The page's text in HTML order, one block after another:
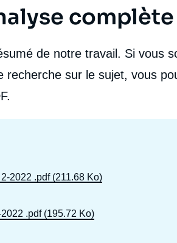
complète
de notre travail. Si vous
recherche sur le sujet, vous
2022 .pdf (211.68 Ko)
.pdf (195.72 Ko)